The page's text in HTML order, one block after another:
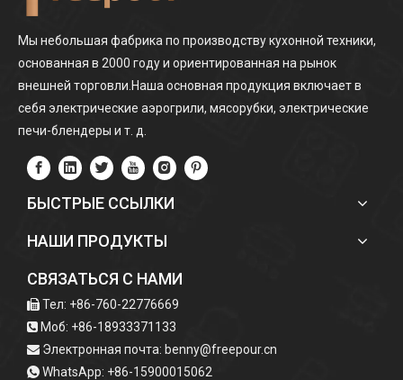
Мы небольшая фабрика по производству кухонной техники,
основанная в 2000 году и ориентированная на рынок
внешней торговли.Наша основная продукция включает в
себя электрические аэрогрили, мясорубки, электрические
печи-блендеры и т. д.
БЫСТРЫЕ ССЫЛКИ
НАШИ ПРОДУКТЫ
СВЯЗАТЬСЯ С НАМИ
 Тел: +86-760-22776669
 Моб: +86-18933371133
 Электронная почта: benny@freepour.cn
 WhatsApp: +86-15900015062